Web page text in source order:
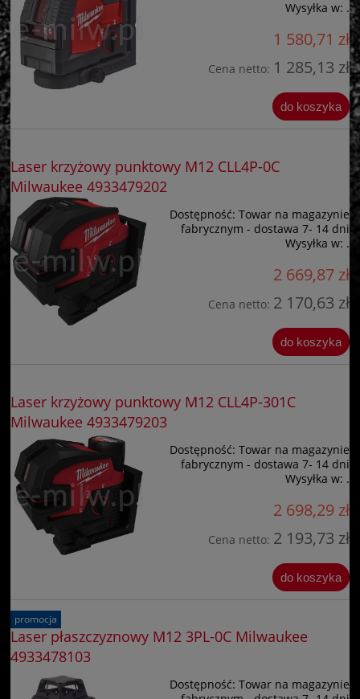
Wysyłka w: .
1 580,71 zł
Cena netto: 1 285,13 zł
do koszyka
Laser krzyżowy punktowy M12 CLL4P-0C
Milwaukee 4933479202
Dostępność: Towar na magazynie
fabrycznym - dostawa 7- 14 dni
Wysyłka w: .
2 669,87 zł
Cena netto: 2 170,63 zł
do koszyka
Laser krzyżowy punktowy M12 CLL4P-301C
Milwaukee 4933479203
Dostępność: Towar na magazynie
fabrycznym - dostawa 7- 14 dni
Wysyłka w: .
2 698,29 zł
Cena netto: 2 193,73 zł
do koszyka
Laser płaszczyznowy M12 3PL-0C Milwaukee
4933478103
Dostępność: Towar na magazynie
promocja